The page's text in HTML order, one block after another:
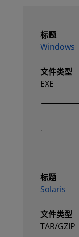
标题
Windows
文件类型
EXE
标题
Solaris
文件类型
TAR/GZIP